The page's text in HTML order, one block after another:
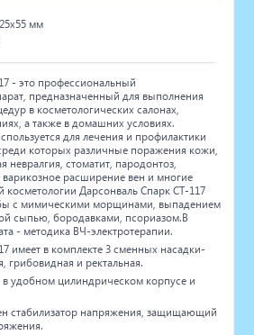
мм
- это профессиональный
предназначенный для выполнения
в косметологических салонах,
а также в домашних условиях.
для лечения и профилактики
которых различные поражения кожи,
невралгия, стоматит, пародонтоз,
варикозное расширение вен и многие
косметологии Дарсонваль Спарк СТ-117
с мимическими морщинами, выпадением
сыпью, бородавками, псориазом.В
- методика ВЧ-электротерапии.
имеет в комплекте 3 сменных насадки-
грибовидная и ректальная.
удобном цилиндрическом корпусе и
стабилизатор напряжения, защищающий